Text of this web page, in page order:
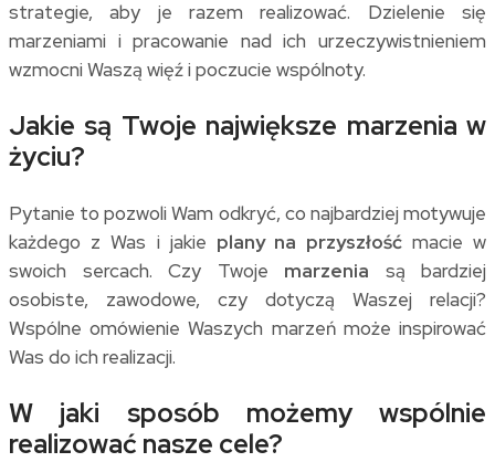
strategie, aby je razem realizować. Dzielenie się
marzeniami i pracowanie nad ich urzeczywistnieniem
wzmocni Waszą więź i poczucie wspólnoty.
Jakie są Twoje największe marzenia w
życiu?
Pytanie to pozwoli Wam odkryć, co najbardziej motywuje
każdego z Was i jakie plany na przyszłośćmacie w
swoich sercach. Czy Twoje marzenia są bardziej
osobiste, zawodowe, czy dotyczą Waszej relacji?
Wspólne omówienie Waszych marzeń może inspirować
Was do ich realizacji.
W jaki sposób możemy wspólnie
realizować nasze cele?